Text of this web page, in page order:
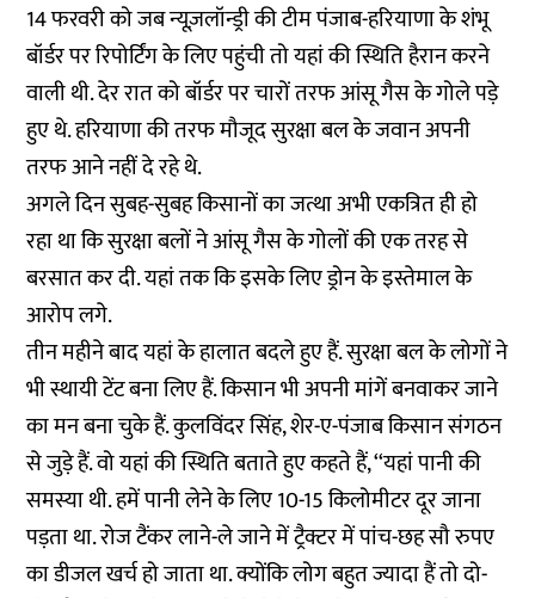
14 फरवरी को जब न्यूज़लॉन्ड्री की टीम पंजाब-हरियाणा के शंभू
बॉर्डर पर रिपोर्टिंग के लिए पहुंची तो यहां की स्थिति हैरान करने
वाली थी. देर रात को बॉर्डर पर चारों तरफ आंसू गैस के गोले पड़े
हुए थे. हरियाणा की तरफ मौजूद सुरक्षा बल के जवान अपनी
तरफ आने नहीं दे रहे थे.
अगले दिन सुबह-सुबह किसानों का जत्था अभी एकत्रित ही हो
रहा था कि सुरक्षा बलों ने आंसू गैस के गोलों की एक तरह से
बरसात कर दी. यहां तक कि इसके लिए ड्रोन के इस्तेमाल के
आरोप लगे.
तीन महीने बाद यहां के हालात बदले हुए हैं. सुरक्षा बल के लोगों ने
भी स्थायी टेंट बना लिए हैं. किसान भी अपनी मांगें बनवाकर जाने
का मन बना चुके हैं. कुलविंदर सिंह, शेर-ए-पंजाब किसान संगठन
से जुड़े हैं. वो यहां की स्थिति बताते हुए कहते हैं, ‘‘यहां पानी की
समस्या थी. हमें पानी लेने के लिए 10-15 किलोमीटर दूर जाना
पड़ता था. रोज टैंकर लाने-ले जाने में ट्रैक्टर में पांच-छह सौ रुपए
का डीजल खर्च हो जाता था. क्योंकि लोग बहुत ज्यादा हैं तो दो-